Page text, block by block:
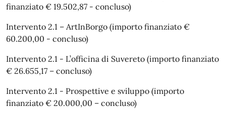
finanziato € 19.502,87 - concluso)
Intervento 2.1 – ArtInBorgo (importo finanziato €
60.200,00 - concluso)
Intervento 2.1 - L’officina di Suvereto (importo finanziato
€ 26.655,17 – concluso)
Intervento 2.1 - Prospettive e sviluppo (importo
finanziato € 20.000,00 – concluso)